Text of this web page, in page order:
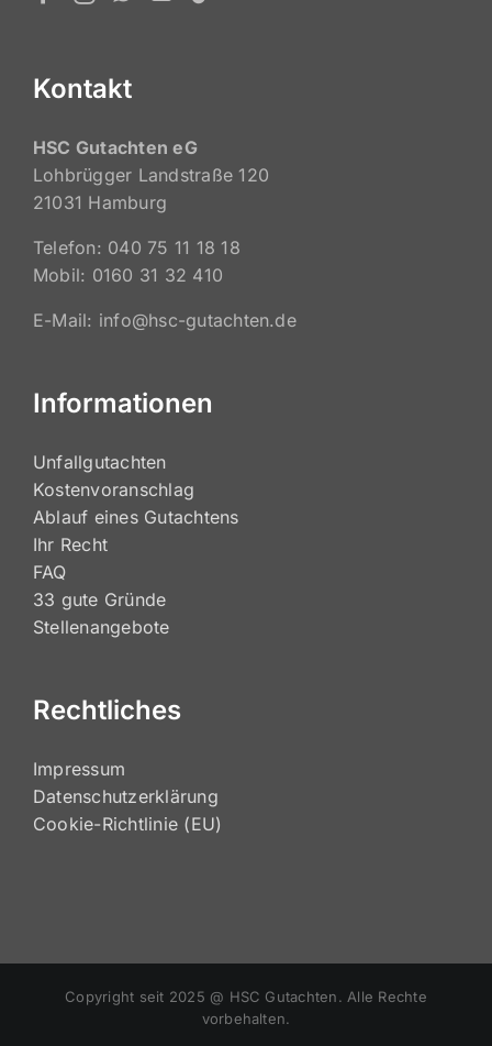
Folgen Sie uns auf Social Media:
Kontakt
HSC Gutachten eG
Lohbrügger Landstraße 120
21031 Hamburg
Telefon: 040 75 11 18 18
E-Mail: info@hsc-gutachten.de
Informationen
Unfallgutachten
Kostenvoranschlag
Ablauf eines Gutachtens
Ihr Recht
Stellenangebote
Rechtliches